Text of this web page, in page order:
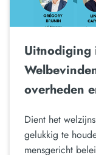
Uitnodiging
overheden
Dient het
gelukkig te
mensgericht